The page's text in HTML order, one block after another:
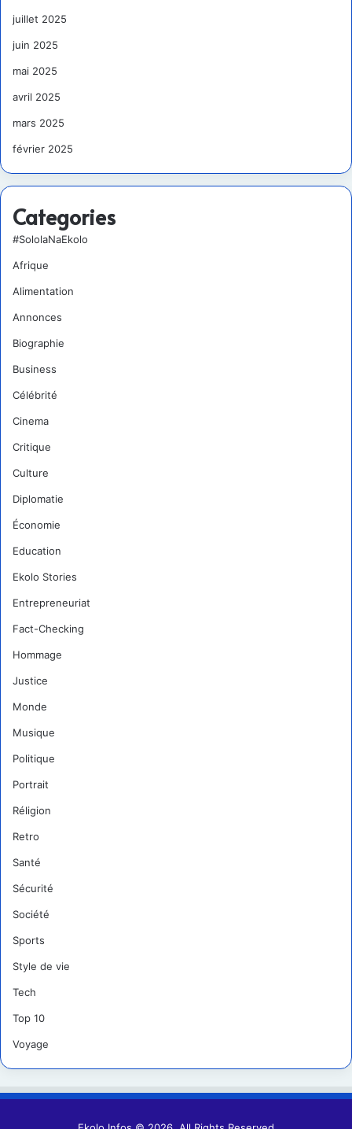
juillet 2025
juin 2025
mai 2025
avril 2025
mars 2025
février 2025
Categories
#SololaNaEkolo
Afrique
Alimentation
Annonces
Biographie
Business
Célébrité
Cinema
Critique
Culture
Diplomatie
Économie
Education
Ekolo Stories
Entrepreneuriat
Fact-Checking
Hommage
Justice
Monde
Musique
Politique
Portrait
Réligion
Retro
Santé
Sécurité
Société
Sports
Style de vie
Tech
Top 10
Voyage